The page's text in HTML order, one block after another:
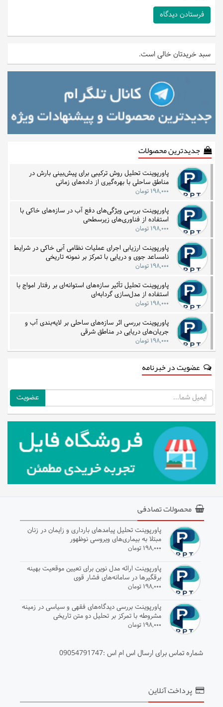
سبد خریدتان خالی است.
جدیدترین محصولات
پاورپوینت تحلیل روش ترکیبی برای پیش‌بینی بارش در
مناطق ساحلی با بهره‌گیری از داده‌های زمانی
۱۹۸,۰۰۰ تومان
پاورپوینت بررسی ویژگی‌های دفع آب در سازه‌های خاکی با
استفاده از فناوری‌های زیرسطحی
۱۹۸,۰۰۰ تومان
پاورپوینت ارزیابی اجرای عملیات نظامی آبی خاکی در شرایط
نامساعد جوی و دریایی با تمرکز بر نمونه تاریخی
۱۹۸,۰۰۰ تومان
پاورپوینت تحلیل تأثیر سازه‌های استوانه‌ای بر رفتار امواج با
استفاده از مدل‌سازی گردابه‌ای
۱۹۸,۰۰۰ تومان
پاورپوینت بررسی اثر سازه‌های ساحلی بر لایه‌بندی آب و
جریان‌های دریایی در مناطق شرقی
۱۹۸,۰۰۰ تومان
عضویت در خبرنامه
ایمیل
محصولات تصادفی
پاورپوینت تحلیل پیامدهای بارداری و زایمان در زنان
مبتلا به بیماری‌های ویروسی نوظهور
۱۹۸,۰۰۰ تومان
پاورپوینت ارائه مدل نوین برای تعیین موقعیت بهینه
برقگیرها در سامانه‌های فشار قوی
۱۹۸,۰۰۰ تومان
پاورپوینت بررسی دیدگاه‌های فقهی و سیاسی در زمینه
مشروطه با تمرکز بر تحلیل دو متن تاریخی
۱۹۸,۰۰۰ تومان
شماره تماس برای ارسال اس ام اس :09054791747
پرداخت آنلاین